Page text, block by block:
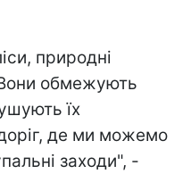
природні
обмежують
їх
де ми можемо
заходи", -